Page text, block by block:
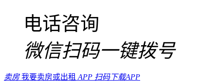
电话咨询
微信扫码一键拨号
卖房 我要卖房或出租 APP 扫码下载APP